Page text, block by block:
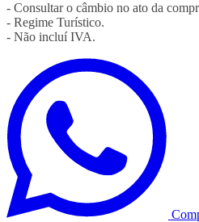
- Consultar o câmbio no ato da
- Regime Turístico.
- Não incluí IVA.